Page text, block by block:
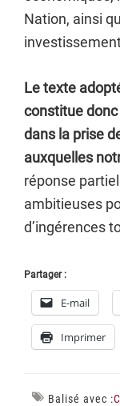
Nation, ainsi
Le texte
constitue
dans la prise
auxquelles
réponse
ambitieuses
d’ingérences
Partager :
E-mail
Imprimer
Balisé avec :